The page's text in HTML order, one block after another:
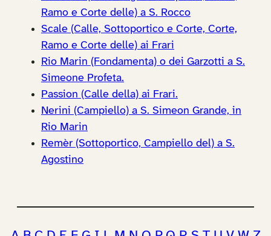
Ramo e Corte delle) a S. Rocco
Scale (Calle, Sottoportico e Corte, Corte,
Ramo e Corte delle) ai Frari
Rio Marin (Fondamenta) o dei Garzotti a S.
Simeone Profeta.
Passion (Calle della) ai Frari.
Nerini (Campiello) a S. Simeon Grande, in
Rio Marin
Remèr (Sottoportico, Campiello del) a S.
Agostino